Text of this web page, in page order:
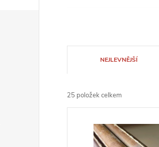
a
z
NEJLEVNĚJŠÍ
25 položek celkem